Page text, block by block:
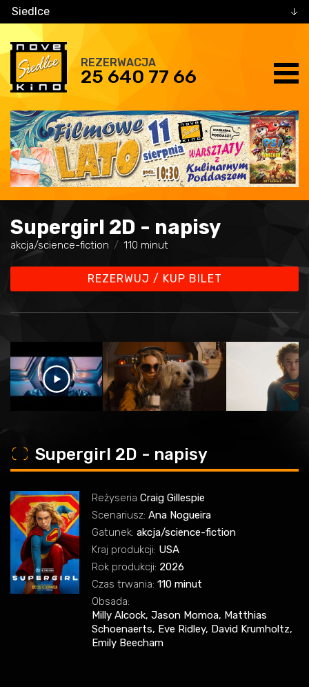
Siedlce
REZERWACJA
25 640 77 66
Supergirl 2D - napisy
akcja/science-fiction 110 minut
REZERWUJ / KUP BILET
o Supergirl 2D - napisy
Reżyseria Craig Gillespie
Scenariusz: Ana Nogueira
Gatunek: akcja/science-fiction
Kraj produkcji: USA
Rok produkcji: 2026
Czas trwania: 110 minut
Obsada:
Milly Alcock, Jason Momoa, Matthias
Schoenaerts, Eve Ridley, David Krumholtz,
Emily Beecham